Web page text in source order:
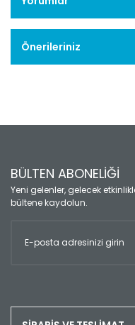
Önerileriniz
BÜLTEN ABONELİĞİ
Yeni gelenler, gelecek
bültene kaydolun.